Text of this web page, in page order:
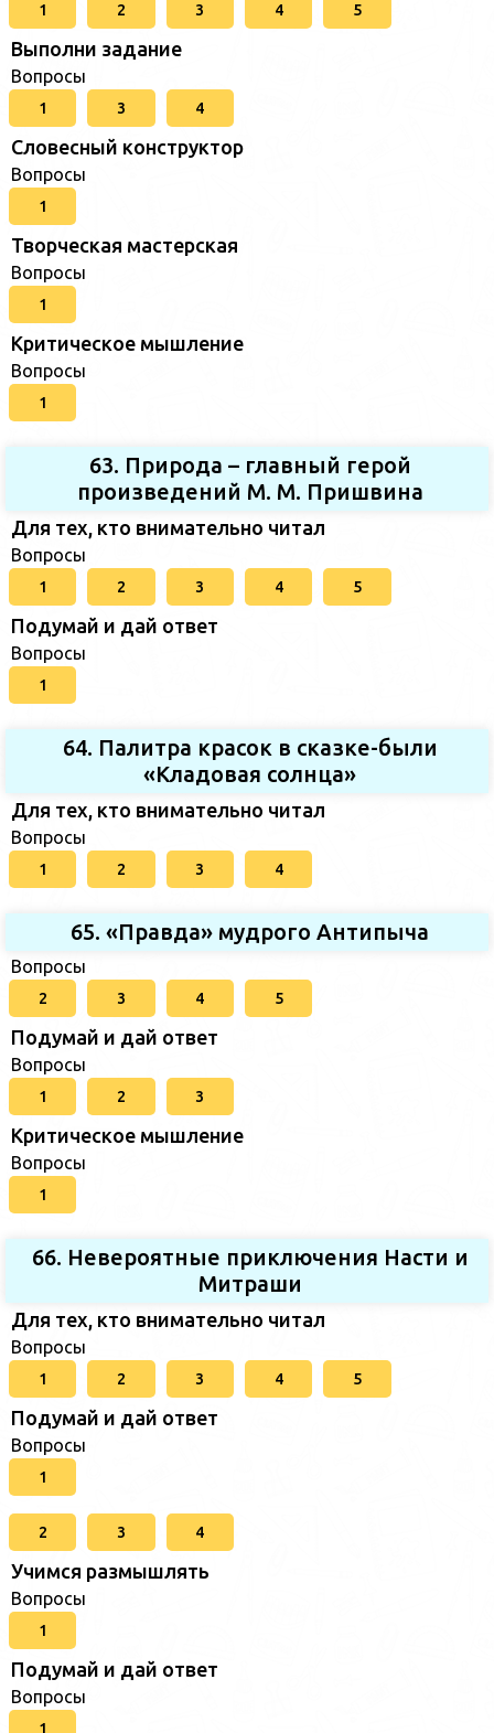
1 2 3 4 5
Выполни задание
Вопросы
1 3 4
Словесный конструктор
Вопросы
1
Творческая мастерская
Вопросы
1
Критическое мышление
Вопросы
1
63. Природа – главный герой
произведений М. М. Пришвина
Для тех, кто внимательно читал
Вопросы
1 2 3 4 5
Подумай и дай ответ
Вопросы
1
64. Палитра красок в сказке-были
«Кладовая солнца»
Для тех, кто внимательно читал
Вопросы
1 2 3 4
65. «Правда» мудрого Антипыча
Вопросы
2 3 4 5
Подумай и дай ответ
Вопросы
1 2 3
Критическое мышление
Вопросы
1
66. Невероятные приключения Насти и
Митраши
Для тех, кто внимательно читал
Вопросы
1 2 3 4 5
Подумай и дай ответ
Вопросы
1
2 3 4
Учимся размышлять
Вопросы
1
Подумай и дай ответ
Вопросы
1